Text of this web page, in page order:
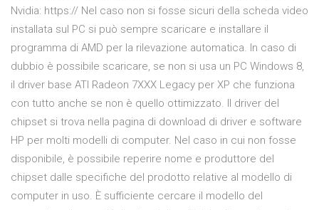
Nvidia: https:// Nel caso non si fosse sicuri della scheda video
installata sul PC si può sempre scaricare e installare il
programma di AMD per la rilevazione automatica. In caso di
dubbio è possibile scaricare, se non si usa un PC Windows 8,
il driver base ATI Radeon 7XXX Legacy per XP che funziona
con tutto anche se non è quello ottimizzato. Il driver del
chipset si trova nella pagina di download di driver e software
HP per molti modelli di computer. Nel caso in cui non fosse
disponibile, è possibile reperire nome e produttore del
chipset dalle specifiche del prodotto relative al modello di
computer in uso. È sufficiente cercare il modello del